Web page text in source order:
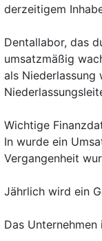
derzeitigem
Dentallabor, das
umsatzmäßig
als
Wichtige
In wurde ein
Vergangenheit
Jährlich wird ein
Das